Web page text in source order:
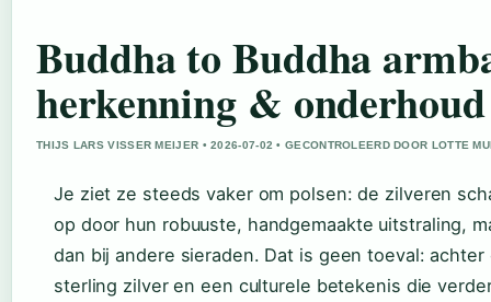
Buddha to Buddha
herkenning & onderhoud
THIJS LARS VISSER MEIJER • 2026-07-02 • GECONTROLEERD DOOR LOTTE
Je ziet ze steeds vaker om polsen: de zilveren
op door hun robuuste, handgemaakte uitstraling,
dan bij andere sieraden. Dat is geen toeval:
sterling zilver en een culturele betekenis die